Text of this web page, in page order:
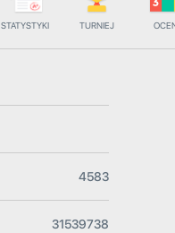
STATYSTYKI TURNIEJ
4583
31539738